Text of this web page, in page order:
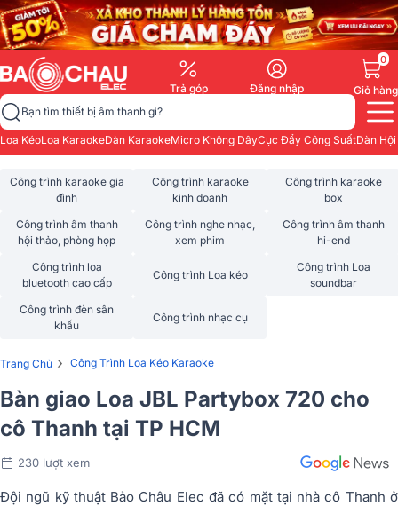
Trả góp Đăng nhập
0
Giỏ hàng
Bạn tìm thiết bị âm thanh gì?
Loa KéoLoa KaraokeDàn KaraokeMicro Không DâyCục Đẩy Công SuấtDàn
Công trình karaoke gia
đình
Công trình karaoke
kinh doanh
Công trình karaoke
box
Công trình âm thanh
hội thảo, phòng họp
Công trình nghe nhạc,
xem phim
Công trình âm thanh
hi-end
Công trình loa
bluetooth cao cấp
Công trình Loa kéo
Công trình Loa
soundbar
Công trình đèn sân
khấu
Công trình nhạc cụ
Trang Chủ › Công Trình Loa Kéo Karaoke
Bàn giao Loa JBL Partybox 720 cho
cô Thanh tại TP HCM
230 lượt xem
Đội ngũ kỹ thuật Bảo Châu Elec đã có mặt tại nhà cô Thanh ở